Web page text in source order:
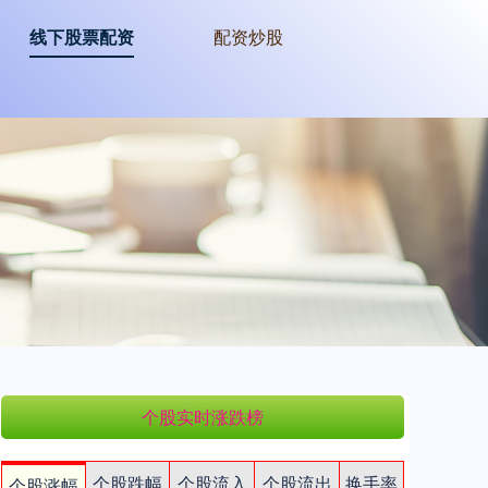
线下股票配资 配资炒股
个股实时涨跌榜